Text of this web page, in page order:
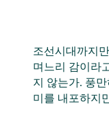
조선시대까지
며느리 감이라
지 않는가. 풍
미를 내포하지